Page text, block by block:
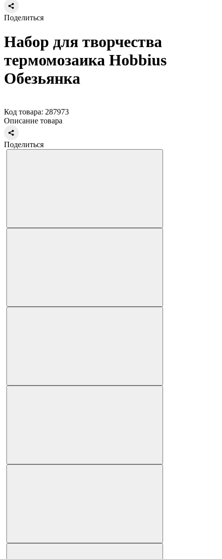
Поделиться
Набор для творчества
термомозаика Hobbius
Обезьянка
Код товара: 287973
Описание товара
Поделиться